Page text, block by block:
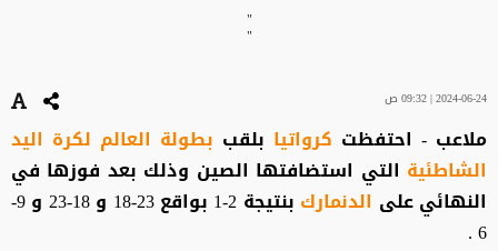
"
"
2024-06-24 | 09:32 ص
ملاعب - احتفظت كرواتيا بلقب بطولة العالم لكرة اليد
الشاطئية التي استضافتها الصين وذلك بعد فوزها في
النهائي على الدنمارك
بنتيجة 2-1 بواقع 23-18 و 18-23 و 9-
6 .